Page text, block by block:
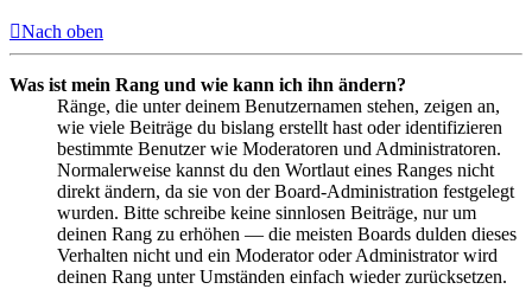
Nach oben
Was ist mein Rang und wie kann ich ihn ändern?
Ränge, die unter deinem Benutzernamen stehen, zeigen an,
wie viele Beiträge du bislang erstellt hast oder identifizieren
bestimmte Benutzer wie Moderatoren und Administratoren.
Normalerweise kannst du den Wortlaut eines Ranges nicht
direkt ändern, da sie von der Board-Administration festgelegt
wurden. Bitte schreibe keine sinnlosen Beiträge, nur um
deinen Rang zu erhöhen — die meisten Boards dulden dieses
Verhalten nicht und ein Moderator oder Administrator wird
deinen Rang unter Umständen einfach wieder zurücksetzen.